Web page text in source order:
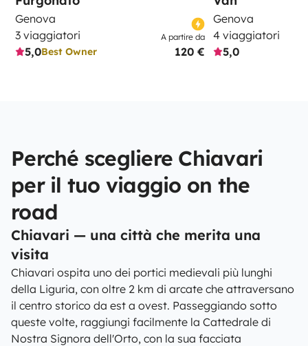
Genova
3 viaggiatori
5,0Best Owner
A partire da
120 €
Genova
4 viaggiatori
5,0
Perché scegliere Chiavari
per il tuo viaggio on the
road
Chiavari — una città che merita una
visita
Chiavari ospita uno dei portici medievali più lunghi
della Liguria, con oltre 2 km di arcate che attraversano
il centro storico da est a ovest. Passeggiando sotto
queste volte, raggiungi facilmente la Cattedrale di
Nostra Signora dell'Orto, con la sua facciata